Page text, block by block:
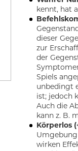
kennt, hat
dieser
zur
der
Spiels
unbedingt
ist; jedoch
Auch die
kann z. B.
Körperlos
wirken